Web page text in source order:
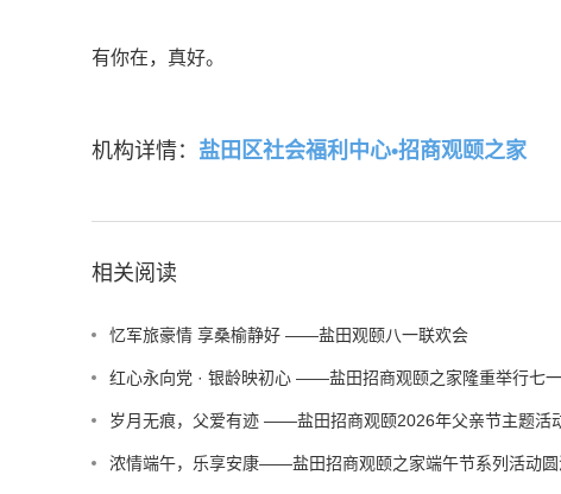
有你在，真好。
机构详情： 盐田区社会福利中心•招商观颐之家
相关阅读
忆军旅豪情 享桑榆静好 ——盐田观颐八一联欢会
红心永向党 · 银龄映初心 ——盐田招商观颐之家隆重举行七
岁月无痕，父爱有迹 ——盐田招商观颐2026年父亲节主题活
浓情端午，乐享安康——盐田招商观颐之家端午节系列活动